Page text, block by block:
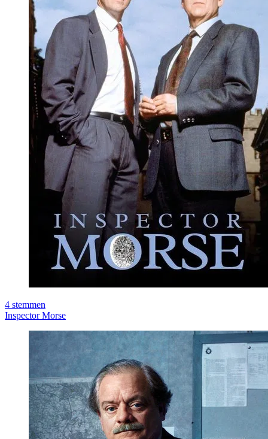
4 stemmen
Inspector Morse